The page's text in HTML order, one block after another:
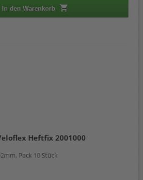
In den Warenkorb
Heftfix 2001000
Pack 10 Stück